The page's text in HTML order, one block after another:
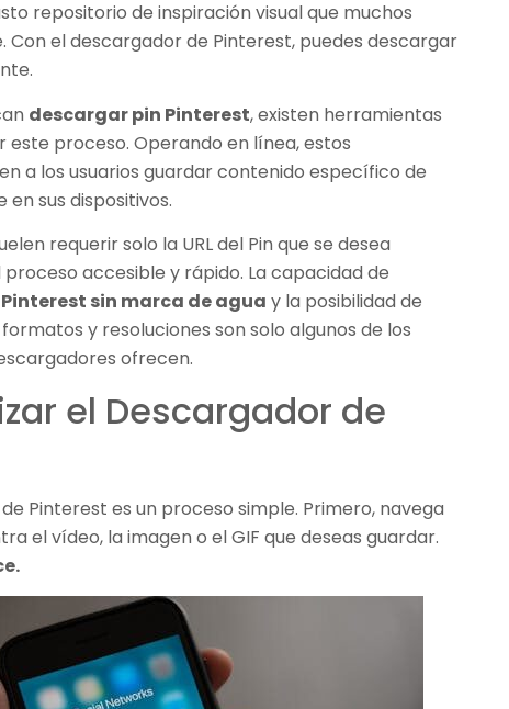
repositorio de inspiración visual que muchos
Con el descargador de Pinterest, puedes descargar
descargar pin Pinterest, existen herramientas
este proceso. Operando en línea, estos
a los usuarios guardar contenido específico de
sus dispositivos.
requerir solo la URL del Pin que se desea
accesible y rápido. La capacidad de
sin marca de agua y la posibilidad de
y resoluciones son solo algunos de los
ofrecen.
el Descargador de
Pinterest es un proceso simple. Primero, navega
el vídeo, la imagen o el GIF que deseas guardar.